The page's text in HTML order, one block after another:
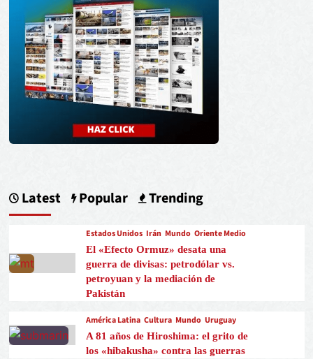
Latest Popular Trending
Estados Unidos Irán Mundo Oriente Medio
El «Efecto Ormuz» desata una
guerra de divisas: petrodólar vs.
petroyuan y la mediación de
Pakistán
América Latina Cultura Mundo Uruguay
A 81 años de Hiroshima: el grito de
los «hibakusha» contra las guerras